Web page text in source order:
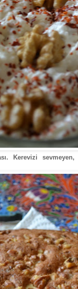
Kerevizi